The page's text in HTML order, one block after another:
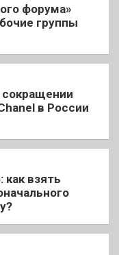
форума»
группы
сокращении
в России
взять